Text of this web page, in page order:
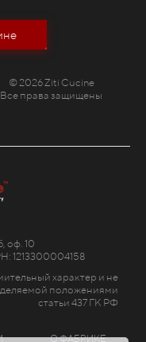
© 2026 Ziti Cucine
Все права защищены
оф. 10
1213300004158
характер и не
положениями
статьи 437 ГК РФ
О ФАБРИКЕ